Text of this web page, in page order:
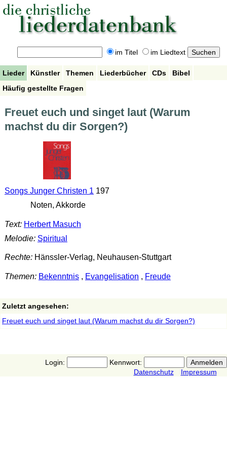
im Titel im Liedtext
Lieder Künstler Themen Liederbücher CDs
Bibel
Häufig gestellte Fragen
Freuet euch und singet laut (Warum
machst du dir Sorgen?)
Songs Junger Christen 1 197
Noten, Akkorde
Text: Herbert Masuch
Melodie: Spiritual
Rechte:Hänssler-Verlag, Neuhausen-Stuttgart
Themen: Bekenntnis, Evangelisation , Freude
Zuletzt angesehen:
Freuet euch und singet laut (Warum machst du dir Sorgen?)
Login:
Kennwort:
Datenschutz
Impressum